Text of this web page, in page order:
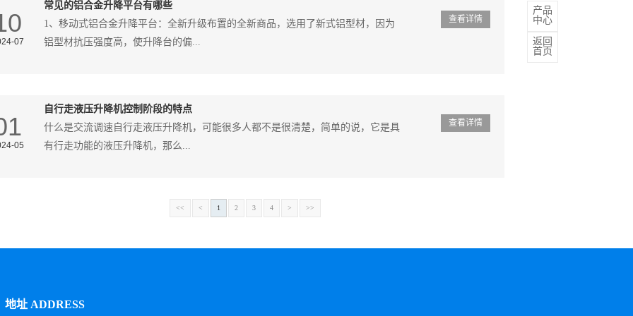
查看详情
07
常见的铝合金升降平台有哪些
1、移动式铝合金升降平台：全新升级布置的全新商品，选用了新式铝型材，因为
铝型材抗压强度高，使升降台的偏...
查看详情
05
自行走液压升降机控制阶段的特点
什么是交流调速自行走液压升降机，可能很多人都不是很清楚，简单的说，它是具
有行走功能的液压升降机，那么...
<< < 1 2 3 4 > >>
地址 ADDRESS
产品
中心
返回
首页